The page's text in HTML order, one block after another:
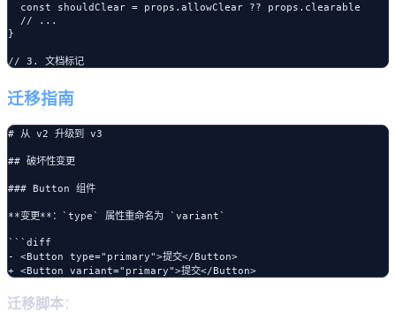
  const shouldClear = props.allowClear ?? props.clearable
  // ...
}
迁移指南
# 从 v2 升级到 v3
## 破坏性变更
### Button 组件
**变更**：`type` 属性重命名为 `variant`
```diff
- <Button type="primary">提交</Button>
迁移脚本：